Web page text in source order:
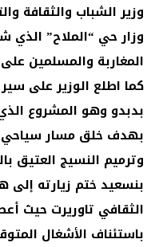
وزير الشباب والثقافة
وزار حي “الملاح”
المغاربة والمسلمين
كما اطلع الوزير على
بهدف خلق مسار سياحي
وترميم النسيج العتيق
بنسعيد ختم زيارته إلى
الثقافي تاوريرت حيث